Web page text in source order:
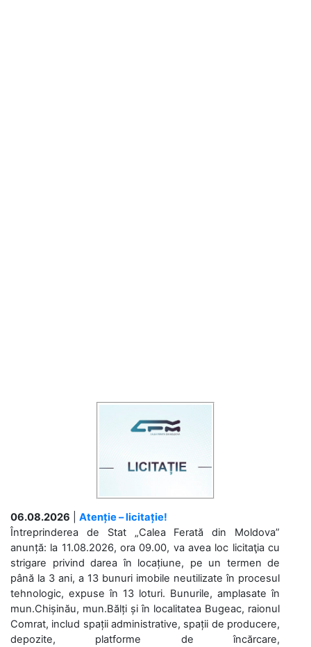
06.08.2026
Atenție – licitație!
Întreprinderea de Stat „Calea Ferată din Moldova”
anunță: la 11.08.2026, ora 09.00, va avea loc licitaţia cu
strigare privind darea în locațiune, pe un termen de
până la 3 ani, a 13 bunuri imobile neutilizate în procesul
tehnologic, expuse în 13 loturi. Bunurile, amplasate în
mun.Chișinău, mun.Bălți și în localitatea Bugeac, raionul
Comrat, includ spații administrative, spații de producere,
depozite, platforme de încărcare,